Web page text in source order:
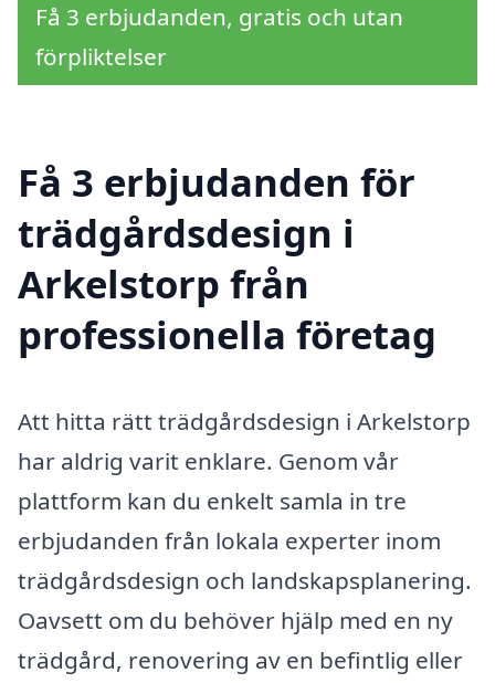
Få 3 erbjudanden, gratis och utan
förpliktelser
Få 3 erbjudanden för
trädgårdsdesign i
Arkelstorp från
professionella företag
Att hitta rätt trädgårdsdesign i Arkelstorp
har aldrig varit enklare. Genom vår
plattform kan du enkelt samla in tre
erbjudanden från lokala experter inom
trädgårdsdesign och landskapsplanering.
Oavsett om du behöver hjälp med en ny
trädgård, renovering av en befintlig eller